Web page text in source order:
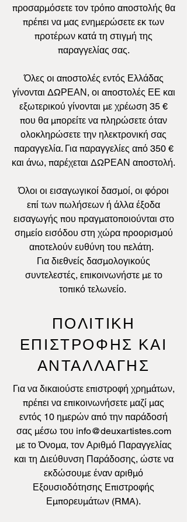
προσαρμόσετε τον τρόπο αποστολής θα
πρέπει να μας ενημερώσετε εκ των
προτέρων κατά τη στιγμή της
παραγγελίας σας.
Όλες οι αποστολές εντός Ελλάδας
γίνονται ΔΩΡΕΑΝ, οι αποστολές ΕΕ και
εξωτερικού γίνονται με χρέωση 35 €
που θα μπορείτε να πληρώσετε όταν
ολοκληρώσετε την ηλεκτρονική σας
παραγγελία. Για παραγγελίες από 350 €
και άνω, παρέχεται ΔΩΡΕΑΝ αποστολή.
Όλοι οι εισαγωγικοί δασμοί, οι φόροι
επί των πωλήσεων ή άλλα έξοδα
εισαγωγής που πραγματοποιούνται στο
σημείο εισόδου στη χώρα προορισμού
αποτελούν ευθύνη του πελάτη.
Για διεθνείς δασμολογικούς
συντελεστές, επικοινωνήστε με το
τοπικό τελωνείο.
ΠΟΛΙΤΙΚΗ
ΕΠΙΣΤΡΟΦΗΣ ΚΑΙ
ΑΝΤΑΛΛΑΓΗΣ
Για να δικαιούστε επιστροφή χρημάτων,
πρέπει να επικοινωνήσετε μαζί μας
εντός 10 ημερών από την παράδοσή
σας μέσω του info@deuxartistes.com
με το Όνομα, τον Αριθμό Παραγγελίας
και τη Διεύθυνση Παράδοσης, ώστε να
εκδώσουμε έναν αριθμό
Εξουσιοδότησης Επιστροφής
Εμπορευμάτων (RMA).